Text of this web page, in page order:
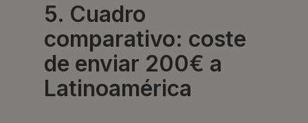
5. Cuadro
comparativo: coste
de enviar 200€ a
Latinoamérica